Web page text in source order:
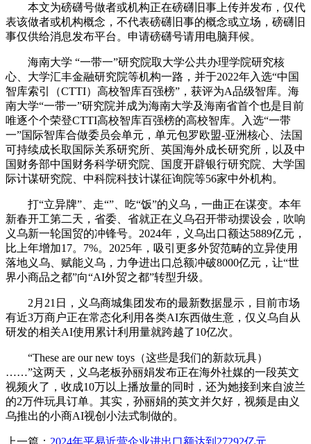
本文为磅礴号做者或机构正在磅礴旧事上传并发布，仅代
表该做者或机构概念，不代表磅礴旧事的概念或立场，磅礴旧
事仅供给消息发布平台。申请磅礴号请用电脑拜候。
海南大学 “一带一”研究院取大学公共办理学院研究核
心、大学汇丰金融研究院等机构一路，并于2022年入选“中国
智库索引（CTTI）高校智库百强榜”，获评为A品级智库。海
南大学“一带一”研究院并成为海南大学及海南省首个也是目前
唯逐个个荣登CTTI高校智库百强榜的高校智库。入选“一带
一”国际智库合做委员会单元，单元包罗欧盟-亚洲核心、法国
可持续成长取国际关系研究所、英国海外成长研究所，以及中
国财务部中国财务科学研究院、国度开辟银行研究院、大学国
际计谋研究院、中科院科技计谋征询院等56家中外机构。
打“立异牌”、走“”、吃“饭”的义乌，一曲正在谋变。本年
新春开工第二天，省委、省就正在义乌召开带动摆设会，吹响
义乌新一轮国贸的冲锋号。2024年，义乌出口额达5889亿元，
比上年增加17。7%。2025年，吸引更多外贸范畴的立异使用
落地义乌、赋能义乌，力争进出口总额冲破8000亿元，让“世
界小商品之都”向“AI外贸之都”转型升级。
2月21日，义乌商城集团发布的最新数据显示，目前市场
有近3万商户正在常态化利用各类AI东西做生意，仅义乌自从
研发的相关AI使用累计利用量就跨越了10亿次。
“These are our new toys（这些是我们的新款玩具）
……”这两天，义乌老板孙丽娟发布正在海外社媒的一段英文
视频火了，收成10万以上播放量的同时，还为她接到来自波兰
的2万件玩具订单。其实，孙丽娟的英文并欠好，视频是由义
乌推出的小商AI视创小法式制做的。
上一篇： 2024年平易近营企业进出口额达到27292亿元